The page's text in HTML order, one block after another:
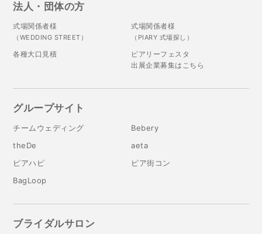
法人・団体の方
式場関係者様
（WEDDING STREET）
式場関係者様
（PIARY 式場探し）
各種大口見積
ピアリーフェスタ
出展企業募集はこちら
グループサイト
チームウェディング
Bebery
theDe
aeta
ピアハピ
ピア街コン
BagLoop
ブライダルサロン